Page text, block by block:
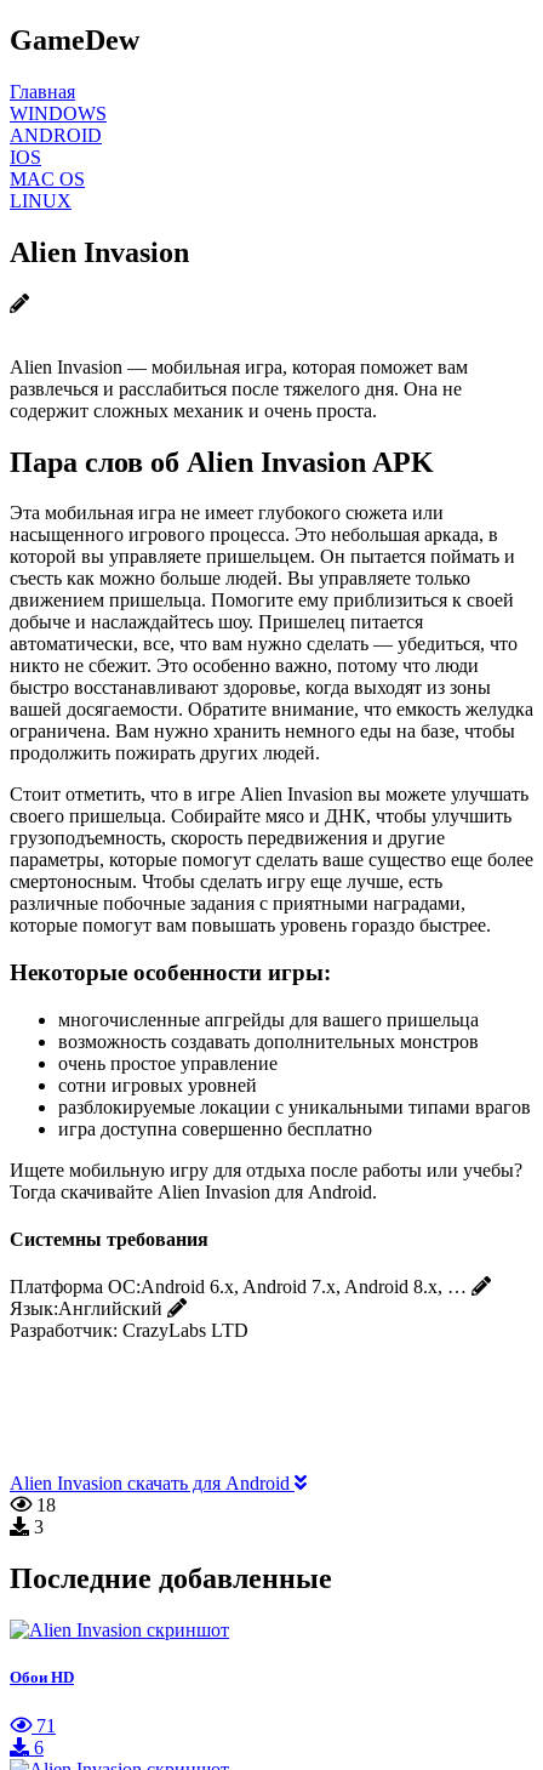
GameDew
Главная
WINDOWS
ANDROID
IOS
MAC OS
LINUX
Alien Invasion
Alien Invasion — мобильная игра, которая поможет вам
развлечься и расслабиться после тяжелого дня. Она не
содержит сложных механик и очень проста.
Пара слов об Alien Invasion APK
Эта мобильная игра не имеет глубокого сюжета или
насыщенного игрового процесса. Это небольшая аркада, в
которой вы управляете пришельцем. Он пытается поймать и
съесть как можно больше людей. Вы управляете только
движением пришельца. Помогите ему приблизиться к своей
добыче и наслаждайтесь шоу. Пришелец питается
автоматически, все, что вам нужно сделать — убедиться, что
никто не сбежит. Это особенно важно, потому что люди
быстро восстанавливают здоровье, когда выходят из зоны
вашей досягаемости. Обратите внимание, что емкость желудка
ограничена. Вам нужно хранить немного еды на базе, чтобы
продолжить пожирать других людей.
Стоит отметить, что в игре Alien Invasion вы можете улучшать
своего пришельца. Собирайте мясо и ДНК, чтобы улучшить
грузоподъемность, скорость передвижения и другие
параметры, которые помогут сделать ваше существо еще более
смертоносным. Чтобы сделать игру еще лучше, есть
различные побочные задания с приятными наградами,
которые помогут вам повышать уровень гораздо быстрее.
Некоторые особенности игры:
многочисленные апгрейды для вашего пришельца
возможность создавать дополнительных монстров
очень простое управление
сотни игровых уровней
разблокируемые локации с уникальными типами врагов
игра доступна совершенно бесплатно
Ищете мобильную игру для отдыха после работы или учебы?
Тогда скачивайте Alien Invasion для Android.
Системны требования
Платформа ОС:Android 6.x, Android 7.x, Android 8.x, …
Язык:Английский
Разработчик: CrazyLabs LTD
Alien Invasion скачать для Android
18
3
Последние добавленные
Обои HD
71
6